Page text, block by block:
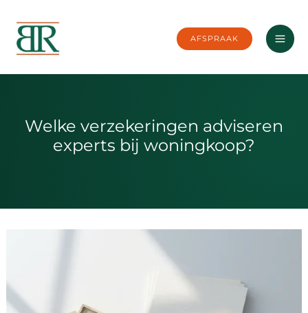
naar
inhoud
AFSPRAAK
Welke verzekeringen adviseren
experts bij woningkoop?